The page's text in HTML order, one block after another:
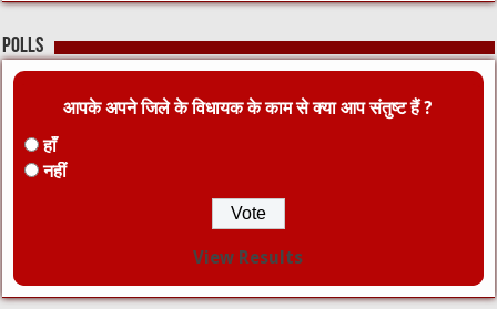
Polls
आपके अपने जिले के विधायक के काम से क्या आप संतुष्ट हैं ?
हाँ
नहीं
View Results